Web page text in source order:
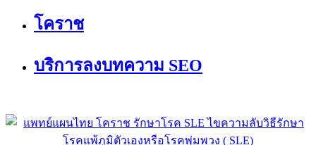
โคราช
บริการลงบทความ SEO